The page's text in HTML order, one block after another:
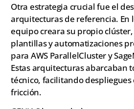
Otra estrategia crucial fue el
arquitecturas de referencia. En
equipo creara su propio clúster,
plantillas y automatizaciones
para AWS ParallelCluster y
Estas arquitecturas abarcaban
técnico, facilitando
fricción.